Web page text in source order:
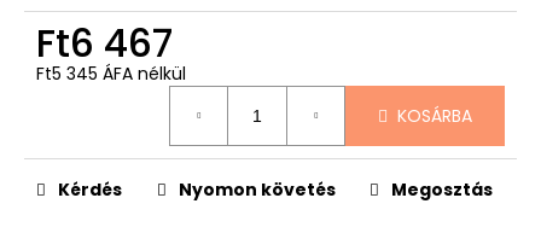
Ft6 467
Ft5 345 ÁFA nélkül
KOSÁRBA
Kérdés Nyomon követés Megosztás